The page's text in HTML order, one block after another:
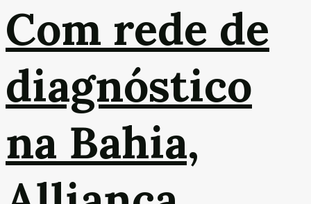
Com rede de
diagnóstico
na Bahia,